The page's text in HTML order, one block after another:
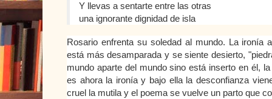
Y llevas a sentarte entre las otras
una ignorante dignidad de isla
Rosario enfrenta su soledad al mundo. La ironía
está más desamparada y se siente desierto,
mundo aparte del mundo sino está inserto en él,
es ahora la ironía y bajo ella la desconfianza
cruel la mutila y el poema se vuelve un parto que